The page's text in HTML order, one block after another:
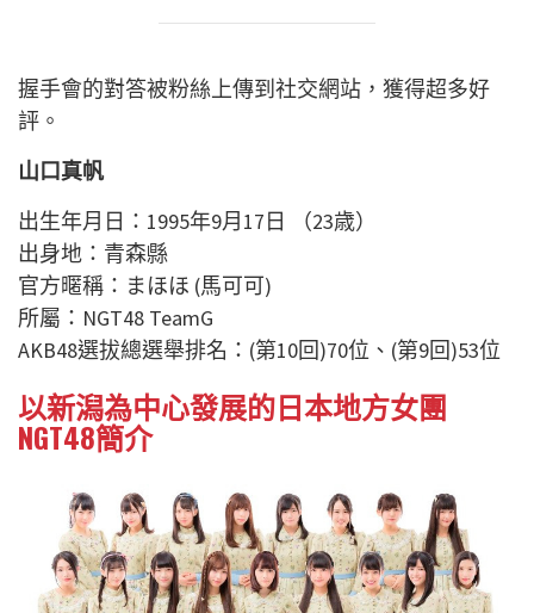
握手會的對答被粉絲上傳到社交網站，獲得超多好
評。
山口真帆
出生年月日：1995年9月17日 （23歳）
出身地：青森縣
官方暱稱：まほほ (馬可可)
所屬：NGT48 TeamG
AKB48選拔總選舉排名：(第10回)70位、(第9回)53位
以新潟為中心發展的日本地方女團
NGT48簡介